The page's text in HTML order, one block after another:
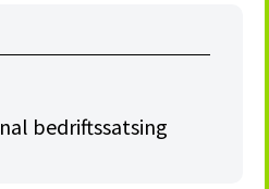
bedriftssatsing